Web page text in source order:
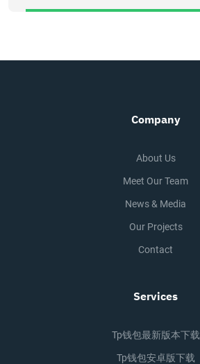
Company
About Us
Meet Our Team
News & Media
Our Projects
Contact
Services
Tp钱包最新版本下载
Tp钱包安卓版下载